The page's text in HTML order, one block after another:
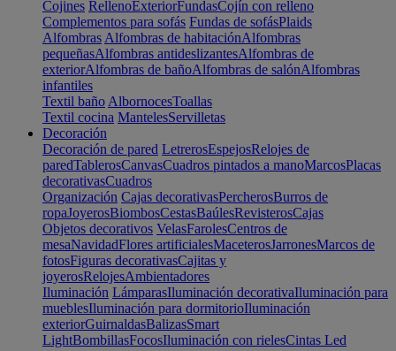
Cojines RellenoExteriorFundasCojín con relleno
Complementos para sofás Fundas de sofásPlaids
Alfombras Alfombras de habitaciónAlfombras
pequeñasAlfombras antideslizantesAlfombras de
exteriorAlfombras de bañoAlfombras de salónAlfombras
infantiles
Textil baño AlbornocesToallas
Textil cocina MantelesServilletas
Decoración
Decoración de pared LetrerosEspejosRelojes de
paredTablerosCanvasCuadros pintados a manoMarcosPlacas
decorativasCuadros
Organización Cajas decorativasPercherosBurros de
ropaJoyerosBiombosCestasBaúlesRevisterosCajas
Objetos decorativos VelasFarolesCentros de
mesaNavidadFlores artificialesMaceterosJarronesMarcos de
fotosFiguras decorativasCajitas y
joyerosRelojesAmbientadores
Iluminación LámparasIluminación decorativaIluminación para
mueblesIluminación para dormitorioIluminación
exteriorGuirnaldasBalizasSmart
LightBombillasFocosIluminación con rielesCintas Led